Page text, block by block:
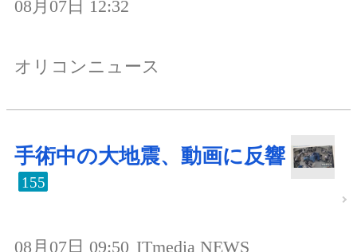
08月07日 12:32
オリコンニュース
手術中の大地震、動画に反響
155
08月07日 09:50 ITmedia NEWS